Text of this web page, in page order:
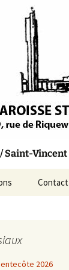
Saint-Vincent
Contact
2026